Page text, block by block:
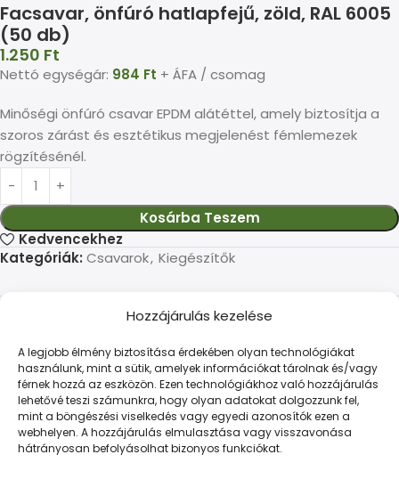
Hozzájárulás kezelése
A legjobb élmény biztosítása érdekében olyan technológiákat
használunk, mint a sütik, amelyek információkat tárolnak és/vagy
férnek hozzá az eszközön. Ezen technológiákhoz való hozzájárulás
lehetővé teszi számunkra, hogy olyan adatokat dolgozzunk fel,
mint a böngészési viselkedés vagy egyedi azonosítók ezen a
webhelyen. A hozzájárulás elmulasztása vagy visszavonása
hátrányosan befolyásolhat bizonyos funkciókat.
Facsavar, önfúró hatlapfejű, zöld, RAL 6005
(50 db)
1.250 Ft
Nettó egységár: 984 Ft + ÁFA / csomag
Minőségi önfúró csavar EPDM alátéttel, amely biztosítja a
szoros zárást és esztétikus megjelenést fémlemezek
rögzítésénél.
Kosárba Teszem
Kedvencekhez
Kategóriák: Csavarok, Kiegészítők
TOVÁBBI INFORMÁCIÓKFIZETÉS ÉS SZÁLLÍTÁS
Kiváló tapadású önfúró csavar fémlemezekhez. UV-álló,
tartós megoldás minden szerelési feladatra.